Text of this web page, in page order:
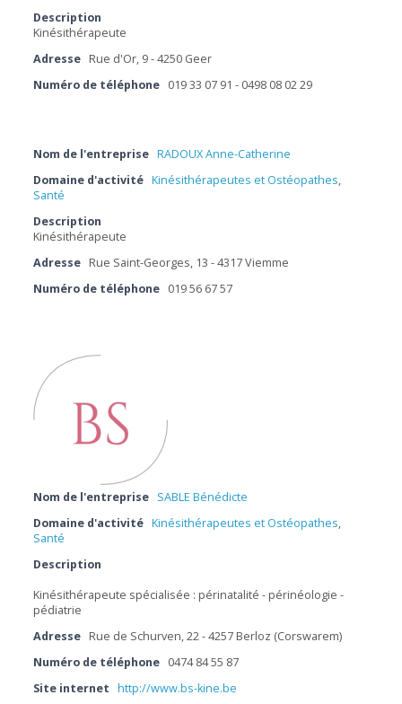
Description
Kinésithérapeute
Adresse Rue d'Or, 9 - 4250 Geer
Numéro de téléphone 019 33 07 91 - 0498 08 02 29
Nom de l'entreprise RADOUX Anne-Catherine
Domaine d'activité Kinésithérapeutes et Ostéopathes,
Santé
Description
Kinésithérapeute
Adresse Rue Saint-Georges, 13 - 4317 Viemme
Numéro de téléphone 019 56 67 57
Nom de l'entreprise SABLE Bénédicte
Domaine d'activité Kinésithérapeutes et Ostéopathes,
Santé
Description
Kinésithérapeute spécialisée : périnatalité - périnéologie -
pédiatrie
Adresse Rue de Schurven, 22 - 4257 Berloz (Corswarem)
Numéro de téléphone 0474 84 55 87
Site internet http://www.bs-kine.be